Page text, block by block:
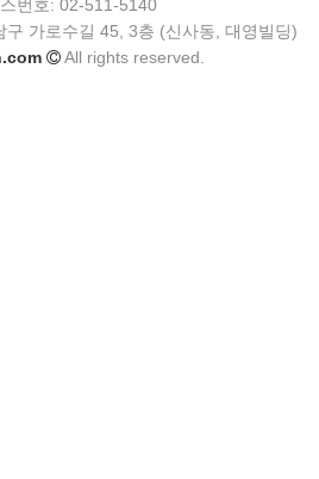
번호: 02-511-5140
구 가로수길 45, 3층 (신사동, 대영빌딩)
All rights reserved.